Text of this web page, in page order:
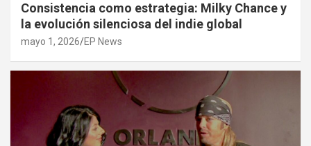
Consistencia como estrategia: Milky Chance y
la evolución silenciosa del indie global
mayo 1, 2026 EP News